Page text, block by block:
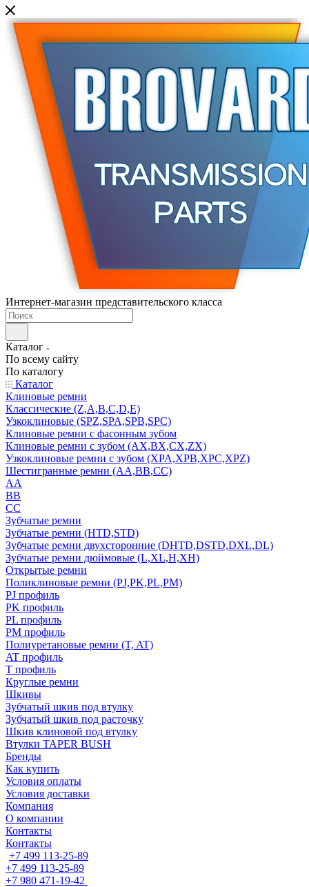
Интернет-магазин представительского класса
Каталог
По всему сайту
По каталогу
Каталог
Клиновые ремни
Классические (Z,A,B,C,D,E)
Узкоклиновые (SPZ,SPA,SPB,SPC)
Клиновые ремни с фасонным зубом
Клиновые ремни с зубом (AX,BX,CX,ZX)
Узкоклиновые ремни с зубом (XPA,XPB,XPC,XPZ)
Шестигранные ремни (AA,BB,CC)
AA
BB
CC
Зубчатые ремни
Зубчатые ремни (HTD,STD)
Зубчатые ремни двухсторонние (DHTD,DSTD,DXL,DL)
Зубчатые ремни дюймовые (L,XL,H,XH)
Открытые ремни
Поликлиновые ремни (PJ,PK,PL,PM)
PJ профиль
PK профиль
PL профиль
PM профиль
Полиуретановые ремни (T, AT)
AT профиль
T профиль
Круглые ремни
Шкивы
Зубчатый шкив под втулку
Зубчатый шкив под расточку
Шкив клиновой под втулку
Втулки TAPER BUSH
Бренды
Как купить
Условия оплаты
Условия доставки
Компания
О компании
Контакты
Контакты
+7 499 113-25-89
+7 499 113-25-89
+7 980 471-19-42